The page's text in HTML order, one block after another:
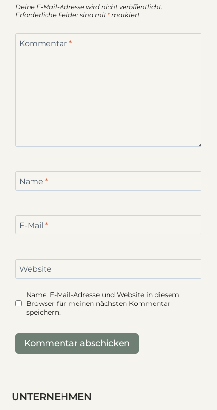
Deine E-Mail-Adresse wird nicht veröffentlicht.
Erforderliche Felder sind mit *markiert
Kommentar *
Name *
E-Mail *
Website
Name, E-Mail-Adresse und Website in diesem
Browser für meinen nächsten Kommentar
speichern.
UNTERNEHMEN